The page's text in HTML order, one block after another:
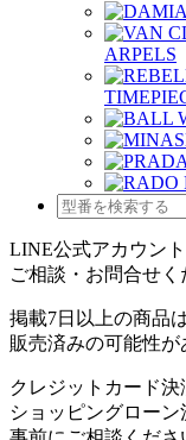
ARPELS
LINE公式アカウン
ご相談・お問合せく
掲載7日以上の商品
販売済みの可能性が
クレジットカード決
ショッピングロー